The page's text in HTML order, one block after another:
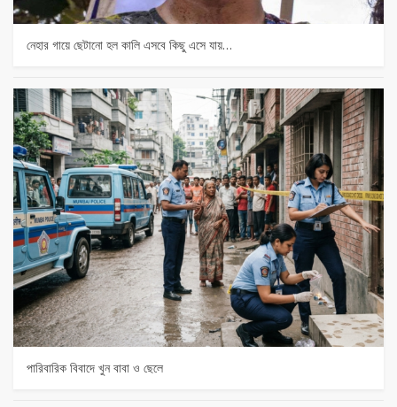
নেহার গায়ে ছেটানো হল কালি এসবে কিছু এসে যায়…
পারিবারিক বিবাদে খুন বাবা ও ছেলে